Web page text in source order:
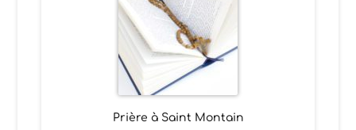
Prière à Saint Montain